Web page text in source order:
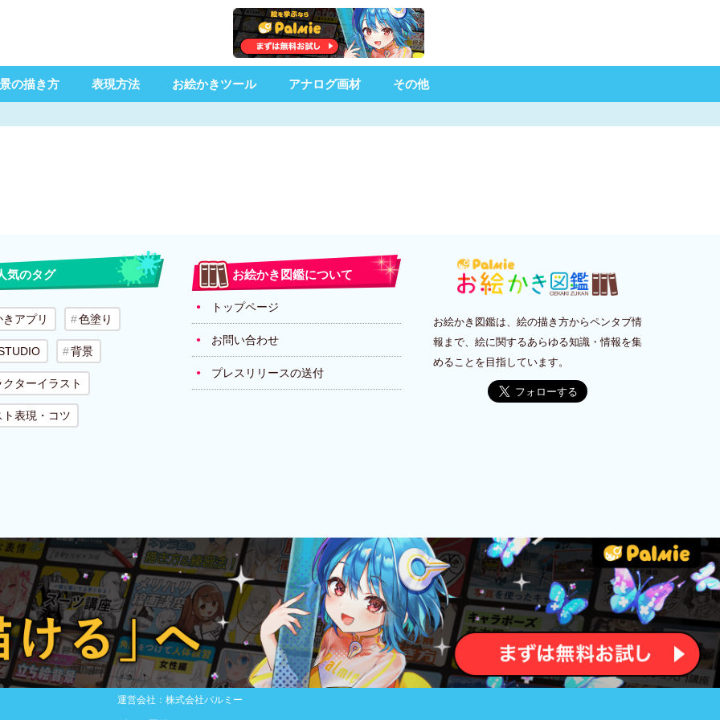
の描き方 表現方法 お絵かきツール アナログ画材 その他
気のタグ
アプリ 色塗り
背景
ターイラスト
ト表現・コツ
お絵かき図鑑について
トップページ
お問い合わせ
プレスリリースの送付
お絵かき図鑑は、絵の描き方からペンタブ情
報まで、絵に関するあらゆる知識・情報を集
めることを目指しています。
運営会社：株式会社パルミー